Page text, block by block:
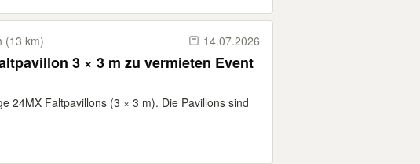
(13 km) 14.07.2026
3 × 3 m zu vermieten Event
24MX Faltpavillons (3 × 3 m). Die Pavillons sind